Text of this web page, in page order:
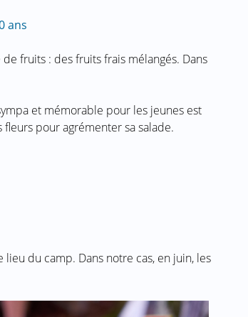
ans
fruits : des fruits frais mélangés. Dans
et mémorable pour les jeunes est
pour agrémenter sa salade.
du camp. Dans notre cas, en juin, les